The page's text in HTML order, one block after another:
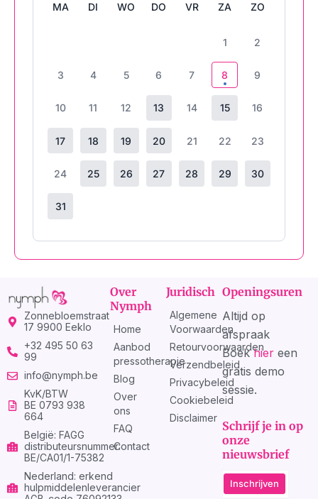
MA DI WO DO VR ZA ZO
1 2
3 4 5 6 7 8 9
10 11 12 13 14 15 16
17 18 19 20 21 22 23
24 25 26 27 28 29 30
31
Zonnebloemstraat
17 9900 Eeklo
+32 495 50 63
99
info@nymph.be
KvK/BTW
BE 0793 938
664
België: FAGG
distributeursnummer:
BE/CA01/1-75382
Nederland: erkend
hulpmiddelenleverancier
Over
Nymph
Home
Aanbod
pressotherapie
Blog
Over
ons
FAQ
Contact
Juridisch
Algemene
Voorwaarden
Retourvoorwaarden
Verzendbeleid
Privacybeleid
Cookiebeleid
Disclaimer
Openingsuren
Altijd op
afspraak
Boekhier een
gratis demo
sessie.
Schrijf je in op
onze
nieuwsbrief
Inschrijven